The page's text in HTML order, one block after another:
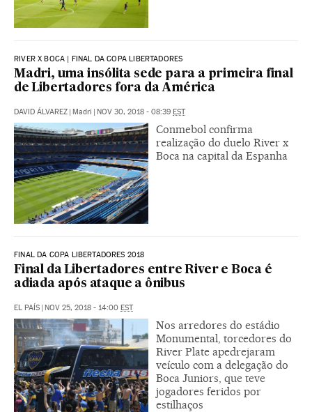
RIVER X BOCA | FINAL DA COPA LIBERTADORES
Madri, uma insólita sede para a primeira final
de Libertadores fora da América
DAVID ÁLVAREZ | Madri | NOV 30, 2018 - 08:39 EST
Conmebol confirma
realização do duelo River x
Boca na capital da Espanha
FINAL DA COPA LIBERTADORES 2018
Final da Libertadores entre River e Boca é
adiada após ataque a ônibus
EL PAÍS | NOV 25, 2018 - 14:00 EST
Nos arredores do estádio
Monumental, torcedores do
River Plate apedrejaram
veículo com a delegação do
Boca Juniors, que teve
jogadores feridos por
estilhaços